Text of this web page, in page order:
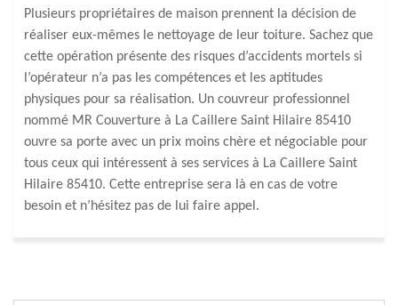
Plusieurs propriétaires de maison prennent la décision de
réaliser eux-mêmes le nettoyage de leur toiture. Sachez que
cette opération présente des risques d’accidents mortels si
l’opérateur n’a pas les compétences et les aptitudes
physiques pour sa réalisation. Un couvreur professionnel
nommé MR Couverture à La Caillere Saint Hilaire 85410
ouvre sa porte avec un prix moins chère et négociable pour
tous ceux qui intéressent à ses services à La Caillere Saint
Hilaire 85410. Cette entreprise sera là en cas de votre
besoin et n’hésitez pas de lui faire appel.